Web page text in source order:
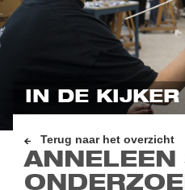
IN DE KIJKER
Terug naar het overzicht
ANNELEEN